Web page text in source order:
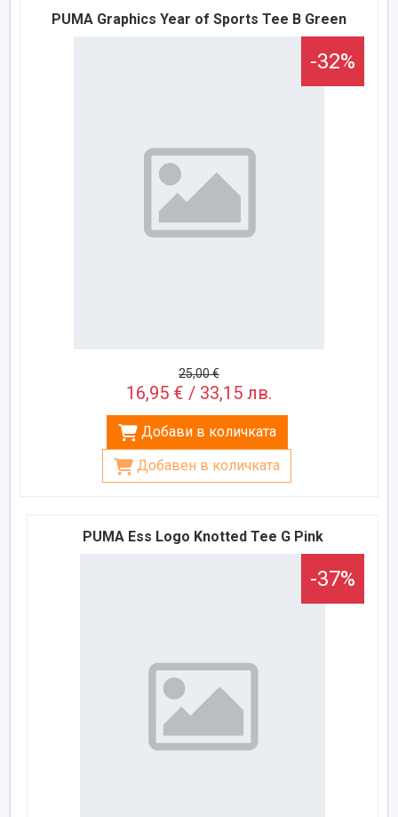
PUMA Graphics Year of Sports Tee B Green
-32%
25,00 €
16,95 € / 33,15 лв.
Добави в количката
Добавен в количката
PUMA Ess Logo Knotted Tee G Pink
-37%